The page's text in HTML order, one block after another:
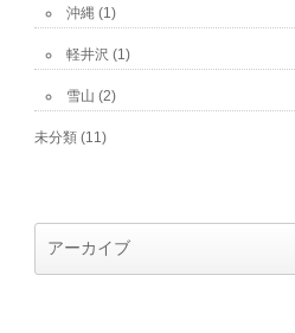
沖縄 (1)
軽井沢 (1)
雪山 (2)
未分類 (11)